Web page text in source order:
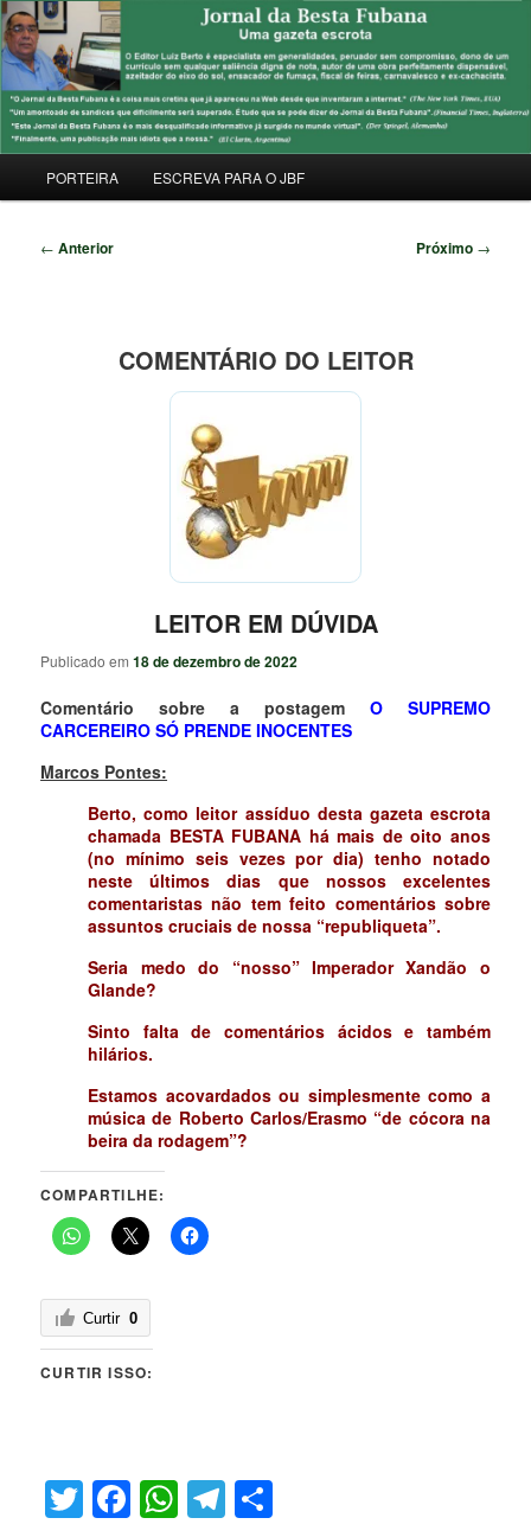
Pular
para
o
conteúdo
principalJORNAL DA BESTA FUBANA
Uma Gazeta Escrota
principal
PORTEIRA ESCREVA PARA O JBF
Navegação
← Anterior Próximo →
COMENTÁRIO DO LEITOR
LEITOR EM DÚVIDA
Publicado em18 de dezembro de 2022
Comentário sobre a postagem O SUPREMO
CARCEREIRO SÓ PRENDE INOCENTES
Marcos Pontes:
Berto, como leitor assíduo desta gazeta escrota
chamada BESTA FUBANA há mais de oito anos
(no mínimo seis vezes por dia) tenho notado
neste últimos dias que nossos excelentes
comentaristas não tem feito comentários sobre
assuntos cruciais de nossa “republiqueta”.
Seria medo do “nosso” Imperador Xandão o
Glande?
Sinto falta de comentários ácidos e também
hilários.
Estamos acovardados ou simplesmente como a
música de Roberto Carlos/Erasmo “de cócora na
beira da rodagem”?
COMPARTILHE:
Curtir 0
CURTIR ISSO:
Twitter
Facebook
WhatsApp
Telegram